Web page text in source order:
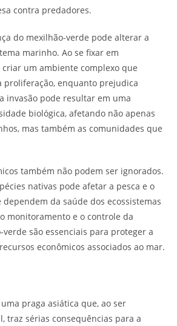
contra predadores.
do mexilhão-verde pode alterar a
marinho. Ao se fixar em
um ambiente complexo que
proliferação, enquanto prejudica
invasão pode resultar em uma
biológica, afetando não apenas
mas também as comunidades que
também não podem ser ignorados.
nativas pode afetar a pesca e o
da saúde dos ecossistemas
monitoramento e o controle da
são essenciais para proteger a
econômicos associados ao mar.
praga asiática que, ao ser
traz sérias consequências para a